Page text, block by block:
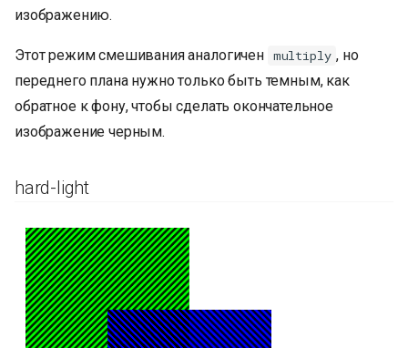
изображению.
Этот режим смешивания аналогичен multiply , но
переднего плана нужно только быть темным, как
обратное к фону, чтобы сделать окончательное
изображение черным.
hard-light